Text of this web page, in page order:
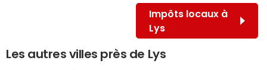
Impôts locaux à
Lys
Les autres villes près de Lys